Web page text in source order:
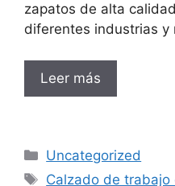
zapatos de alta
diferentes industrias
Leer más
Categorías
Uncategorized
Etiquetas
Calzado de